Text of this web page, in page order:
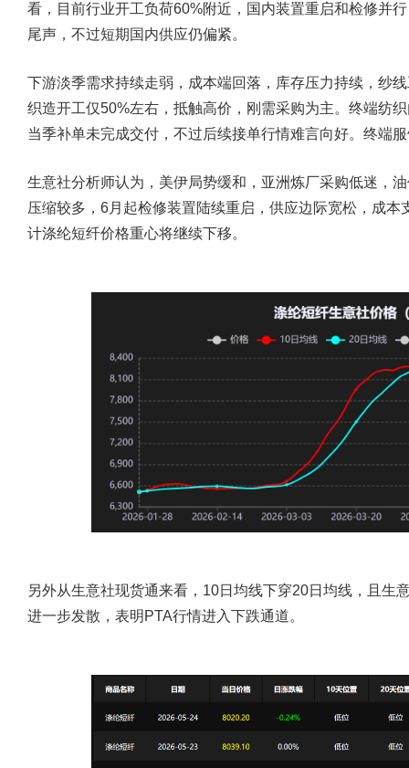
看，目前行业开工负荷60%附近，国内装置重启和检修并
尾声，不过短期国内供应仍偏紧。
下游淡季需求持续走弱，成本端回落，库存压力持续，纱
织造开工仅50%左右，抵触高价，刚需采购为主。终端纺
当季补单未完成交付，不过后续接单行情难言向好。终端
生意社分析师认为，美伊局势缓和，亚洲炼厂采购低迷，
压缩较多，6月起检修装置陆续重启，供应边际宽松，成
计涤纶短纤价格重心将继续下移。
另外从生意社现货通来看，10日均线下穿20日均线，且生
进一步发散，表明PTA行情进入下跌通道。